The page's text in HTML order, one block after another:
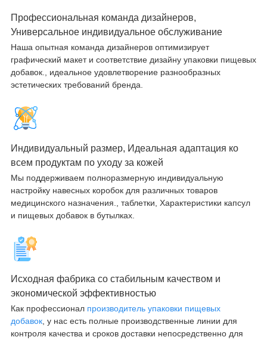
Профессиональная команда дизайнеров,
Универсальное индивидуальное обслуживание
Наша опытная команда дизайнеров оптимизирует
графический макет и соответствие дизайну упаковки пищевых
добавок., идеальное удовлетворение разнообразных
эстетических требований бренда.
Индивидуальный размер, Идеальная адаптация ко
всем продуктам по уходу за кожей
Мы поддерживаем полноразмерную индивидуальную
настройку навесных коробок для различных товаров
медицинского назначения., таблетки, Характеристики капсул
и пищевых добавок в бутылках.
Исходная фабрика со стабильным качеством и
экономической эффективностью
Как профессионал производитель упаковки пищевых
добавок, у нас есть полные производственные линии для
контроля качества и сроков доставки непосредственно для